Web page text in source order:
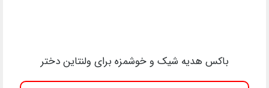
باکس هدیه شیک و خوشمزه برای ولنتاین دختر